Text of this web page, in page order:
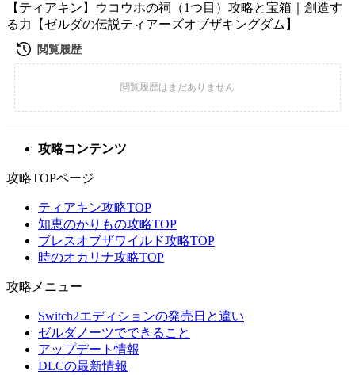
【ティアキン】ウコウホの祠（1つ目）攻略と宝箱｜創造す
る力【ゼルダの伝説ティアーズオブザキングダム】
攻略コンテンツ
攻略TOPページ
ティアキン攻略TOP
知恵のかりもの攻略TOP
ブレスオブザワイルド攻略TOP
時のオカリナ攻略TOP
攻略メニュー
Switch2エディションの発売日と違い
ゼルダノーツでできること
アップデート情報
DLCの最新情報